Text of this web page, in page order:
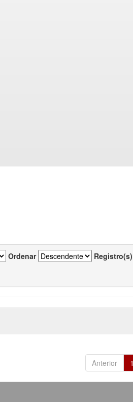
Ordenar Registro(s)
Anterior 1